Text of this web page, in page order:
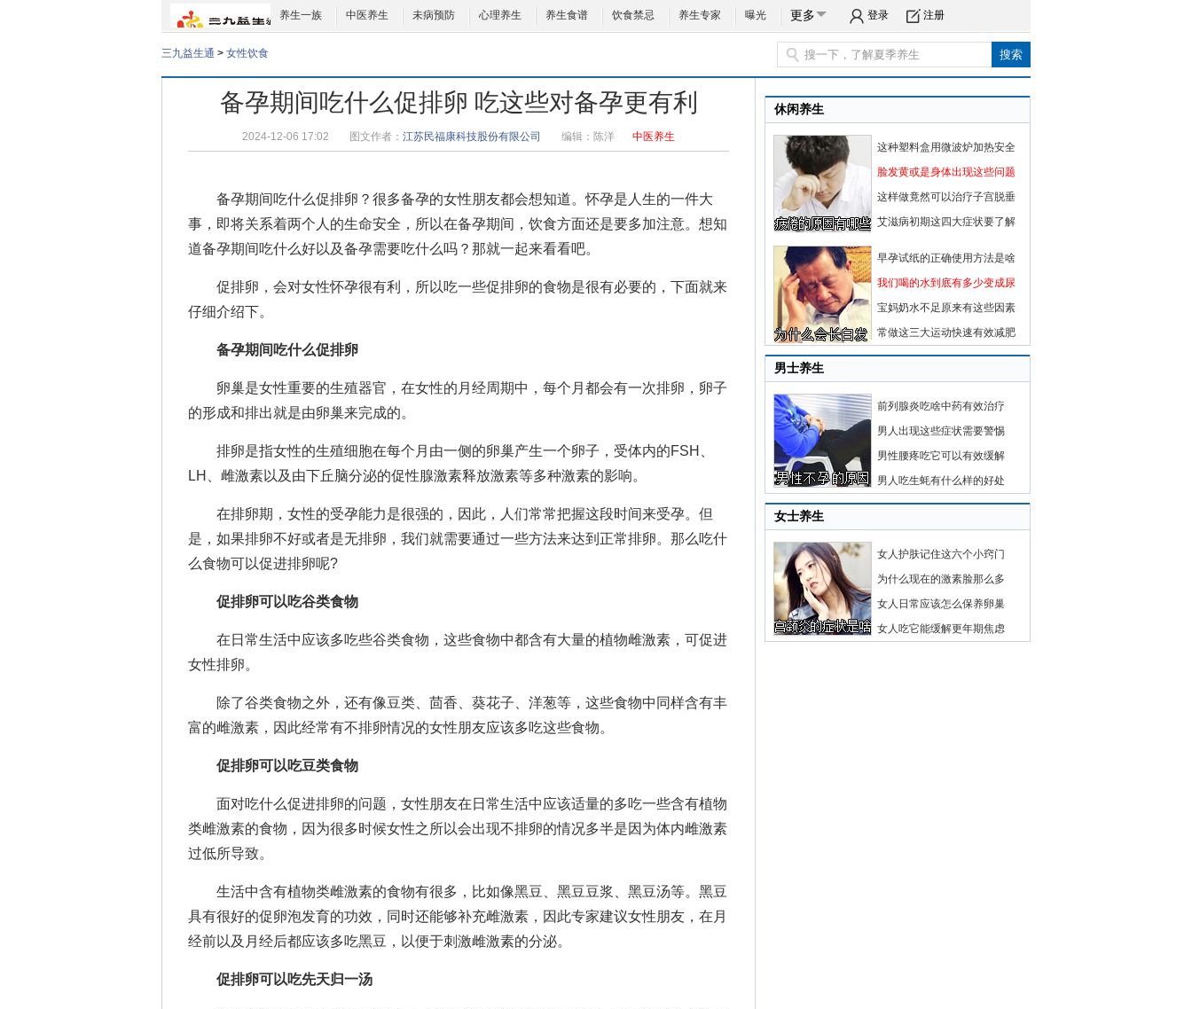
养生一族 中医养生 未病预防 心理养生 养生食谱 饮食禁忌 养生专家 曝光 更多 登录 注册
三九益生通 > 女性饮食
备孕期间吃什么促排卵 吃这些对备孕更有利
2024-12-06 17:02 图文作者： 江苏民福康科技股份有限公司 编辑： 陈洋 中医养生
备孕期间吃什么促排卵 ？很多备孕的女性朋友都会想知道。怀孕是人生的一件大
事，即将关系着两个人的生命安全，所以在备孕期间，饮食方面还是要多加注意。想知
道备孕期间吃什么好以及备孕需要吃什么 吗？那就一起来看看吧。
促排卵，会对女性怀孕很有利，所以吃一些促排卵的食物是很有必要的，下面就来
仔细介绍下。
备孕期间吃什么促排卵
卵巢是女性重要的生殖器官，在女性的月经周期中，每个月都会有一次排卵，卵子
的形成和排出就是由卵巢来完成的。
排卵是指女性的生殖细胞在每个月由一侧的卵巢产生一个卵子，受体内的FSH、
LH、雌激素以及由下丘脑分泌的促性腺激素释放激素等多种激素的影响。
在排卵期，女性的受孕能力是很强的，因此，人们常常把握这段时间来受孕。但
是，如果排卵不好或者是无排卵，我们就需要通过一些方法来达到正常排卵。那么吃什
么食物可以促进排卵呢?
促排卵可以吃谷类食物
在日常生活中应该多吃些谷类食物，这些食物中都含有大量的植物雌激素，可促进
女性排卵。
除了谷类食物之外，还有像豆类、茴香、葵花子、洋葱等，这些食物中同样含有丰
富的雌激素，因此经常有不排卵情况的女性朋友应该多吃这些食物。
促排卵可以吃豆类食物
面对吃什么促进排卵的问题，女性朋友在日常生活中应该适量的多吃一些含有植物
类雌激素的食物，因为很多时候女性之所以会出现不排卵的情况多半是因为体内雌激素
过低所导致。
生活中含有植物类雌激素的食物有很多，比如像黑豆、黑豆豆浆、黑豆汤等。黑豆
具有很好的促卵泡发育的功效，同时还能够补充雌激素，因此专家建议女性朋友，在月
经前以及月经后都应该多吃黑豆，以便于刺激雌激素的分泌。
促排卵可以吃先天归一汤
休闲养生
这种塑料盒用微波炉加热安全
脸发黄或是身体出现这些问题
这样做竟然可以治疗子宫脱垂
艾滋病初期这四大症状要了解
早孕试纸的正确使用方法是啥
我们喝的水到底有多少变成尿
宝妈奶水不足原来有这些因素
常做这三大运动快速有效减肥
男士养生
前列腺炎吃啥中药有效治疗
男人出现这些症状需要警惕
男性腰疼吃它可以有效缓解
男人吃生蚝有什么样的好处
女士养生
女人护肤记住这六个小窍门
为什么现在的激素脸那么多
女人日常应该怎么保养卵巢
女人吃它能缓解更年期焦虑